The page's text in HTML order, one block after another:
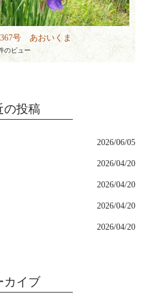
号 あおいくま
のビュー
の投稿
2026/06/05
2026/04/20
2026/04/20
2026/04/20
2026/04/20
カイブ